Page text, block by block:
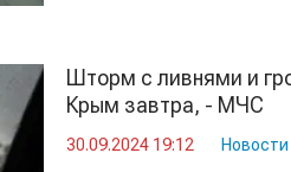
Шторм с ливнями и
Крым завтра, - МЧС
30.09.2024 19:12 Новости